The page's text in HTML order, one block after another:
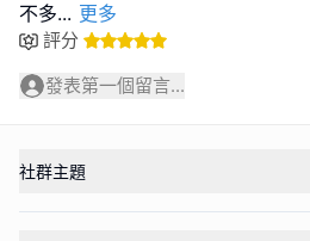
不多... 更多
評分
發表第一個留言...
社群主題